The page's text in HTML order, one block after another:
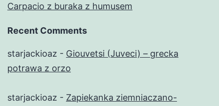
Carpacio z buraka z humusem
Recent Comments
starjackioaz - Giouvetsi (Juveci) – grecka
potrawa z orzo
starjackioaz - Zapiekanka ziemniaczano-